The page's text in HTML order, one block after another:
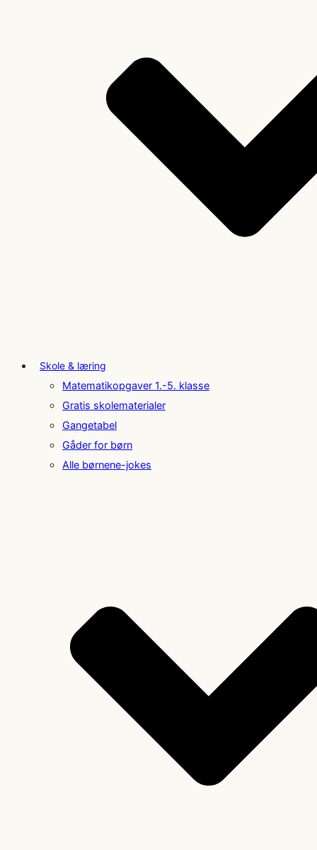
Skole & læring
Matematikopgaver 1.-5. klasse
Gratis skolematerialer
Gangetabel
Gåder for børn
Alle børnene-jokes